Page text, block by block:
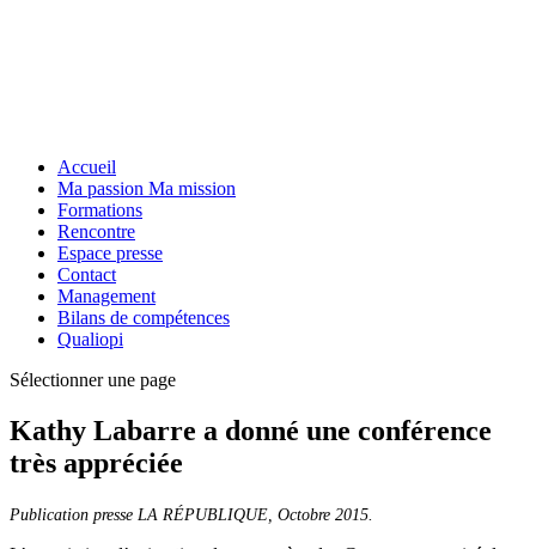
Accueil
Ma passion Ma mission
Formations
Rencontre
Espace presse
Contact
Management
Bilans de compétences
Qualiopi
Sélectionner une page
Kathy Labarre a donné une conférence
très appréciée
Publication presse LA RÉPUBLIQUE, Octobre 2015.